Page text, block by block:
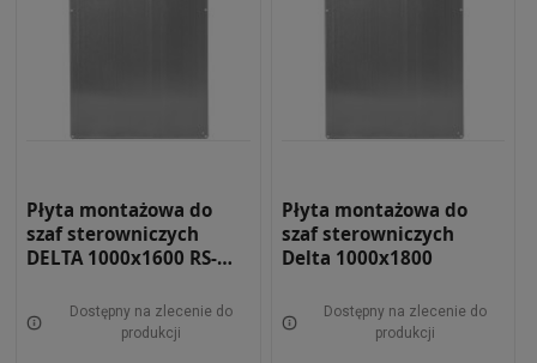
Płyta montażowa do
szaf sterowniczych
DELTA 1000x1600 RS-
Dostępny na zlecenie do
produkcji
Płyta montażowa do
szaf sterowniczych
Delta 1000x1800
Dostępny na zlecenie do
produkcji